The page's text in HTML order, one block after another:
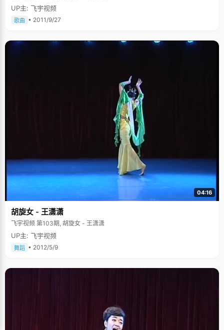
UP主: 飞宇视频
歌曲 • 2011/9/27
04:16
胡旋女 - 王潇潇
飞宇视频 第103期, 胡旋女 - 王潇潇
UP主: 飞宇视频
舞蹈 • 2012/5/9